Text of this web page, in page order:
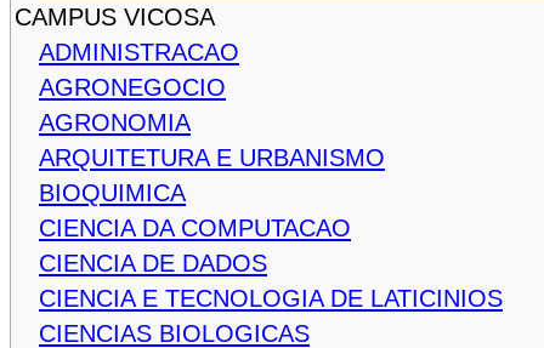
CAMPUS VICOSA
ADMINISTRACAO
AGRONEGOCIO
AGRONOMIA
ARQUITETURA E URBANISMO
BIOQUIMICA
CIENCIA DA COMPUTACAO
CIENCIA DE DADOS
CIENCIA E TECNOLOGIA DE LATICINIOS
CIENCIAS BIOLOGICAS